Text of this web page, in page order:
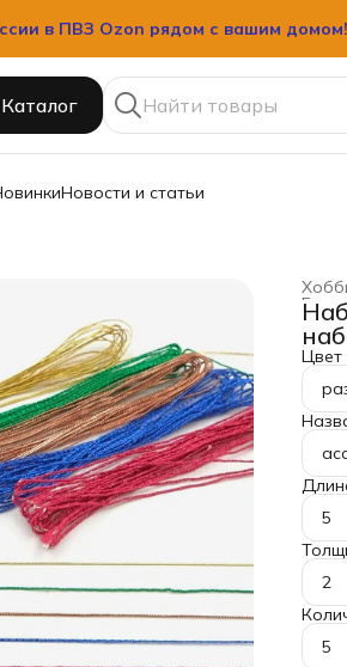
в ПВЗ Ozon рядом с вашим домом!
Каталог
Новости и статьи
Цвет
5
2
5